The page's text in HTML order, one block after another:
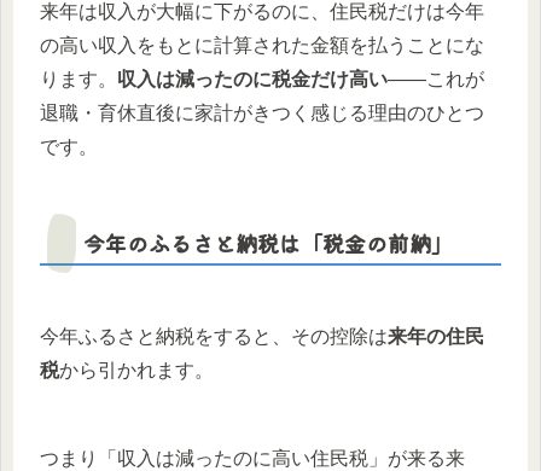
来年は収入が大幅に下がるのに、住民税だけは今年
の高い収入をもとに計算された金額を払うことにな
ります。 収入は減ったのに税金だけ高い——これが
退職・育休直後に家計がきつく感じる理由のひとつ
です。
今年のふるさと納税は「税金の前納」
今年ふるさと納税をすると、その控除は来年の住民
税から引かれます。
つまり「収入は減ったのに高い住民税」が来る来